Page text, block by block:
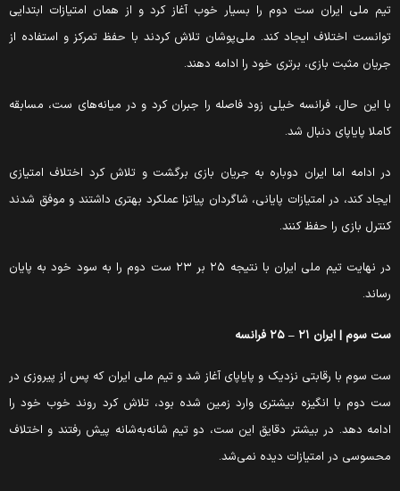
ملی ایران ست دوم را بسیار خوب آغاز کرد و از همان امتیازات ابتدایی
اختلاف ایجاد کند. ملی‌پوشان تلاش کردند با حفظ تمرکز و استفاده از
مثبت بازی، برتری خود را ادامه دهند.
این حال، فرانسه خیلی زود فاصله را جبران کرد و در میانه‌های ست، مسابقه
پایاپای دنبال شد.
ادامه اما ایران دوباره به جریان بازی برگشت و تلاش کرد اختلاف امتیازی
کند، در امتیازات پایانی، شاگردان پیاتزا عملکرد بهتری داشتند و موفق شدند
بازی را حفظ کنند.
در نهایت تیم ملی ایران با نتیجه ۲۵ بر ۲۳ ست دوم را به سود خود به پایان
سوم | ایران ۲۱ – ۲۵ فرانسه
سوم با رقابتی نزدیک و پایاپای آغاز شد و تیم ملی ایران که پس از پیروزی در
دوم با انگیزه بیشتری وارد زمین شده بود، تلاش کرد روند خوب خود را
دهد. در بیشتر دقایق این ست، دو تیم شانه‌به‌شانه پیش رفتند و اختلاف
در امتیازات دیده نمی‌شد.